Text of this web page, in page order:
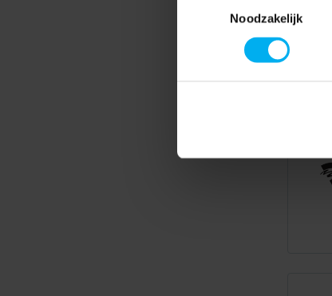
Noodzakelijk